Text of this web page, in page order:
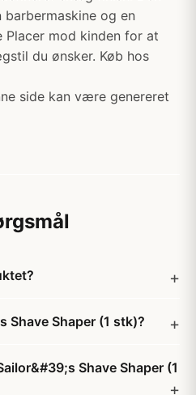
barbermaskine og en
mod kinden for at
du ønsker. Køb hos
side kan være genereret
Shave Shaper (1 stk)?
Shave Shaper (1